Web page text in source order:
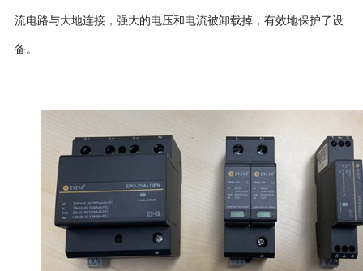
流电路与大地连接，强大的电压和电流被卸载掉，有效地保护了设
备。